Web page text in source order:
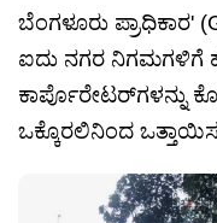
ಬೆಂಗಳೂರು ಪ್ರಾಧಿಕಾರ'
ಐದು ನಗರ ನಿಗಮಗಳಿಗೆ
ಕಾರ್ಪೊರೇಟರ್‌ಗಳನ್ನು
ಒಕ್ಕೊರಲಿನಿಂದ